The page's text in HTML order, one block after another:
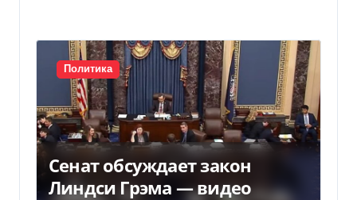
и
с
я
м
Политика
Сенат обсуждает закон
Линдси Грэма — видео